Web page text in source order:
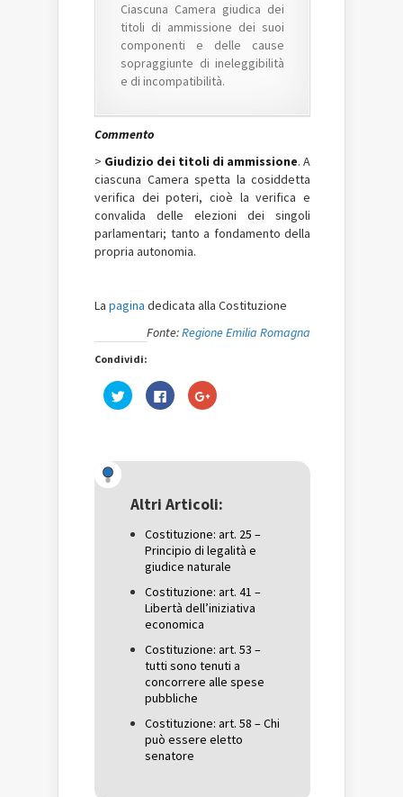
Ciascuna Camera giudica dei
titoli di ammissione dei suoi
componenti e delle cause
sopraggiunte di ineleggibilità
e di incompatibilità.
Commento
> Giudizio dei titoli di ammissione. A
ciascuna Camera spetta la cosiddetta
verifica dei poteri, cioè la verifica e
convalida delle elezioni dei singoli
parlamentari; tanto a fondamento della
propria autonomia.
La pagina dedicata alla Costituzione
Fonte:Regione Emilia Romagna
Condividi:
Fai
clic
una
nuova
Fai
clic
nuova
finestra)
Fai
clic
una
nuova
Altri Articoli:
Costituzione: art. 25 –
Principio di legalità e
giudice naturale
Costituzione: art. 41 –
Libertà dell’iniziativa
economica
Costituzione: art. 53 –
tutti sono tenuti a
concorrere alle spese
pubbliche
Costituzione: art. 58 – Chi
può essere eletto
senatore